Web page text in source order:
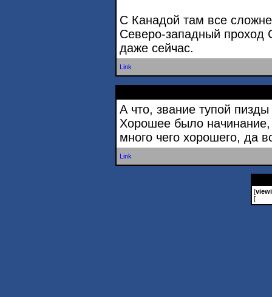
С Канадой там все
Северо-западный проход
даже сейчас.
Link
А что, звание тупой
Хорошее было
много чего хорошего, да
Link
[
[